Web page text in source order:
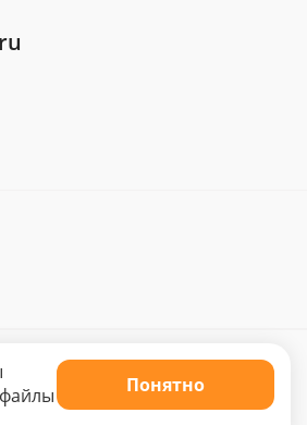
магазин «Dendra»
офертой. Цена может меняться.
Понятно